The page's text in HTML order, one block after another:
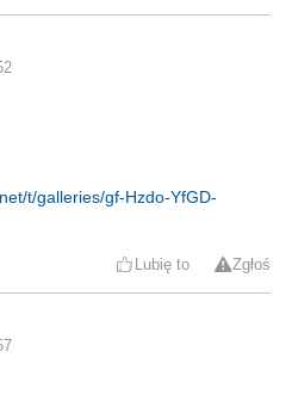
t/galleries/gf-Hzdo-YfGD-
Lubię to Zgłoś